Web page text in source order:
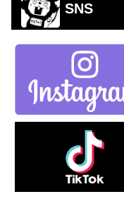
SNS